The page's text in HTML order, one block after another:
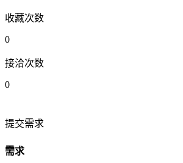
收藏次数
0
接洽次数
0
提交需求
需求